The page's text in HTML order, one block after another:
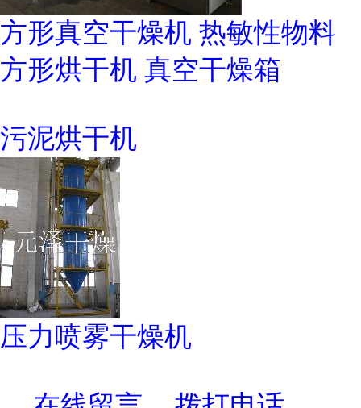
方形真空干燥机 热敏性物料
方形烘干机 真空干燥箱
污泥烘干机
压力喷雾干燥机